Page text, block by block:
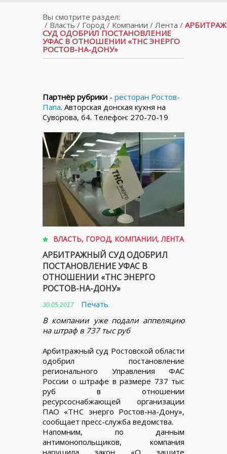
Вы смотрите раздел:
/ Власть / Город / Компании / Лента /
СУД ОДОБРИЛ ПОСТАНОВЛЕНИЕ
УФАС В ОТНОШЕНИИ «ТНС ЭНЕРГО
РОСТОВ-НА-ДОНУ»
Партнёр рубрики - ресторан Ростов-
Папа. Авторская донская кухня на
Суворова, 64. Телефон: 270-70-19
ВЛАСТЬ, ГОРОД, КОМПАНИИ,ЛЕНТА
АРБИТРАЖНЫЙ СУД ОДОБРИЛ
ПОСТАНОВЛЕНИЕ УФАС В
ОТНОШЕНИИ «ТНС ЭНЕРГО
РОСТОВ-НА-ДОНУ»
30.05.2017
Печать
В компании уже подали аппеляцию
на штраф в 737 тыс руб
Арбитражный суд Ростовской области
одобрил постановление
регионального Управления ФАС
России о штрафе в размере 737 тыс
руб в отношении
ресурсоснабжающей организации
ПАО «ТНС энерго Ростов-на-Дону»,
сообщает пресс-служба ведомства.
Напомним, по данным
антимонопольщиков, компания
нарушила закон «О защите